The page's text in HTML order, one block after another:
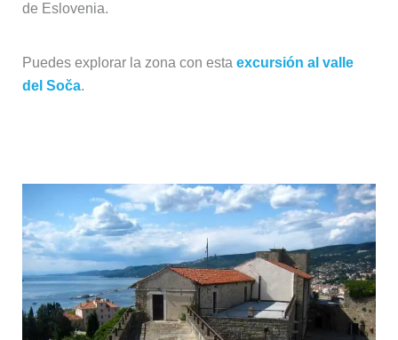
de Eslovenia.
Puedes explorar la zona con esta excursión al valle
del Soča.